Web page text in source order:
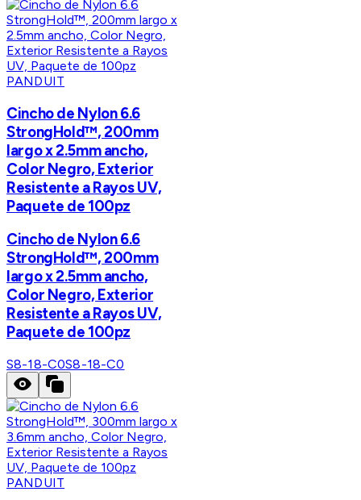
PANDUIT
Cincho de Nylon 6.6
StrongHold™, 200mm
largo x 2.5mm ancho,
Color Negro, Exterior
Resistente a Rayos UV,
Paquete de 100pz
Cincho de Nylon 6.6
StrongHold™, 200mm
largo x 2.5mm ancho,
Color Negro, Exterior
Resistente a Rayos UV,
Paquete de 100pz
S8-18-C0S8-18-C0
PANDUIT